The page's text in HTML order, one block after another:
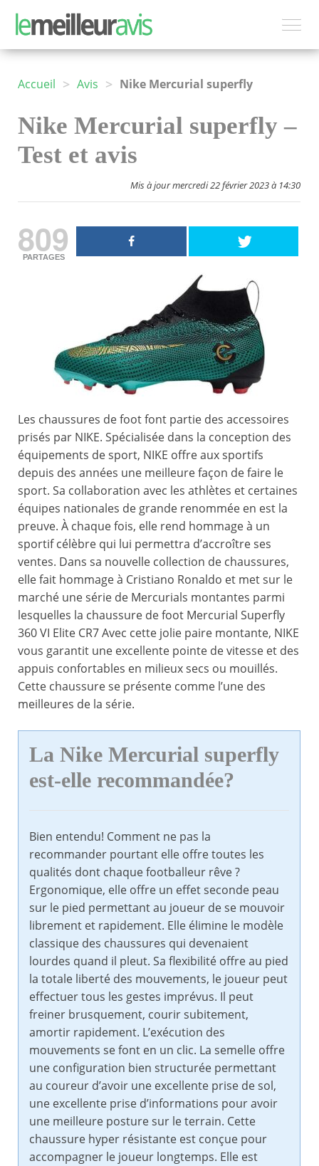
Accueil > Avis > Nike Mercurial superfly
Nike Mercurial superfly –
Test et avis
Mis à jour mercredi 22 février 2023 à 14:30
809
PARTAGES
Les chaussures de foot font partie des accessoires
prisés par NIKE. Spécialisée dans la conception des
équipements de sport, NIKE offre aux sportifs
depuis des années une meilleure façon de faire le
sport. Sa collaboration avec les athlètes et certaines
équipes nationales de grande renommée en est la
preuve. À chaque fois, elle rend hommage à un
sportif célèbre qui lui permettra d’accroître ses
ventes. Dans sa nouvelle collection de chaussures,
elle fait hommage à Cristiano Ronaldo et met sur le
marché une série de Mercurials montantes parmi
lesquelles la chaussure de foot Mercurial Superfly
360 VI Elite CR7 Avec cette jolie paire montante, NIKE
vous garantit une excellente pointe de vitesse et des
appuis confortables en milieux secs ou mouillés.
Cette chaussure se présente comme l’une des
meilleures de la série.
La Nike Mercurial superfly
est-elle recommandée?
Bien entendu! Comment ne pas la
recommander pourtant elle offre toutes les
qualités dont chaque footballeur rêve ?
Ergonomique, elle offre un effet seconde peau
sur le pied permettant au joueur de se mouvoir
librement et rapidement. Elle élimine le modèle
classique des chaussures qui devenaient
lourdes quand il pleut. Sa flexibilité offre au pied
la totale liberté des mouvements, le joueur peut
effectuer tous les gestes imprévus. Il peut
freiner brusquement, courir subitement,
amortir rapidement. L’exécution des
mouvements se font en un clic. La semelle offre
une configuration bien structurée permettant
au coureur d’avoir une excellente prise de sol,
une excellente prise d’informations pour avoir
une meilleure posture sur le terrain. Cette
chaussure hyper résistante est conçue pour
accompagner le joueur longtemps. Elle est